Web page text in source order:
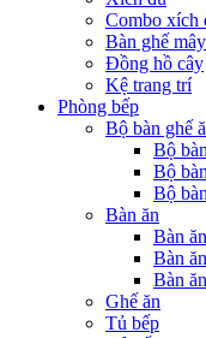
Combo xích
Bàn ghế mây
Đồng hồ cây
Kệ trang trí
Phòng bếp
Bộ bàn ghế
Bộ
Bộ
Bộ
Bàn ăn
Bàn
Bàn
Bàn
Ghế ăn
Tủ bếp